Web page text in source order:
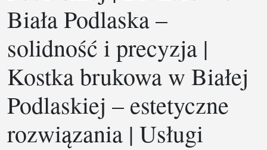
Biała Podlaska –
solidność i precyzja |
Kostka brukowa w Białej
Podlaskiej – estetyczne
rozwiązania | Usługi